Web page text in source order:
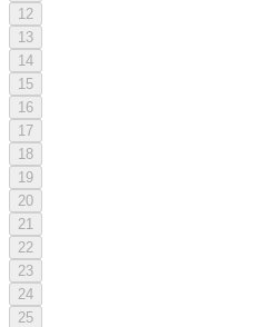
12
13
14
15
16
17
18
19
20
21
22
23
24
25